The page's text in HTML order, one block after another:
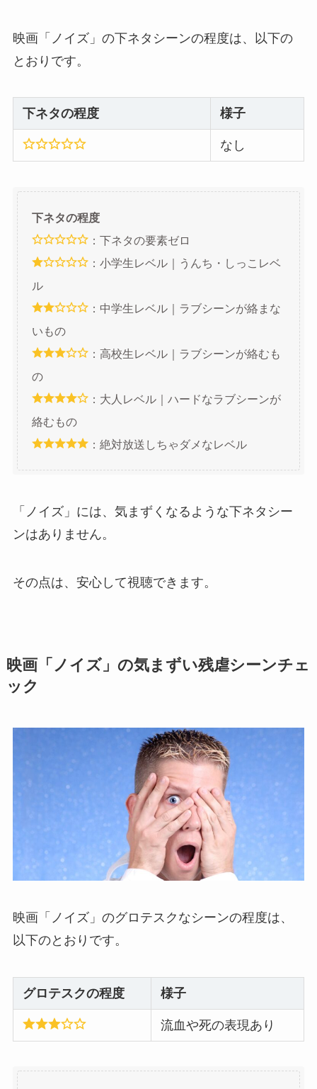
映画「ノイズ」の下ネタシーンの程度は、以下の
とおりです。
下ネタの程度 様子
なし
下ネタの程度
：下ネタの要素ゼロ
：小学生レベル｜うんち・しっこレベ
ル
：中学生レベル｜ラブシーンが絡まな
いもの
：高校生レベル｜ラブシーンが絡むも
の
：大人レベル｜ハードなラブシーンが
絡むもの
：絶対放送しちゃダメなレベル
「ノイズ」には、気まずくなるような下ネタシー
ンはありません。
その点は、安心して視聴できます。
映画「ノイズ」の気まずい残虐シーンチェ
ック
映画「ノイズ」のグロテスクなシーンの程度は、
以下のとおりです。
グロテスクの程度 様子
流血や死の表現あり